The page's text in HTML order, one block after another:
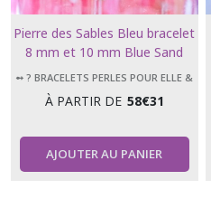
Pierre des Sables Bleu bracelet
8 mm et 10 mm Blue Sand
Stone
➻ ? BRACELETS PERLES POUR ELLE &
À PARTIR DE 58€31
AJOUTER AU PANIER